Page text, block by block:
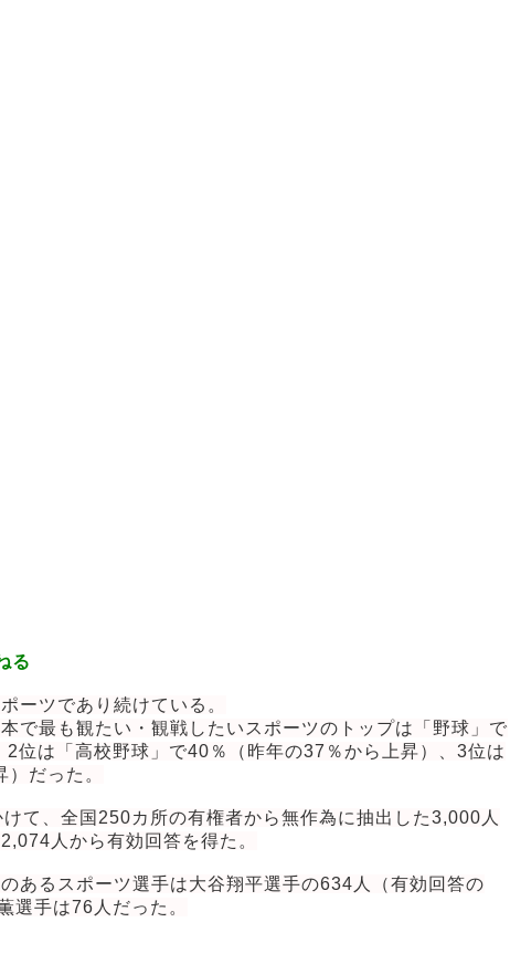
る
ーツであり続けている。
で最も観たい・観戦したいスポーツのトップは「野球」で
位は「高校野球」で40％（昨年の37％から上昇）、3位は
だった。
て、全国250カ所の有権者から無作為に抽出した3,000人
人から有効回答を得た。
あるスポーツ選手は大谷翔平選手の634人（有効回答の
選手は76人だった。